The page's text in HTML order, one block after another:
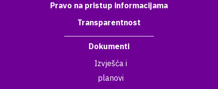
Pravo na pristup informacijama
Transparentnost
Dokumenti
Izvješća i
planovi